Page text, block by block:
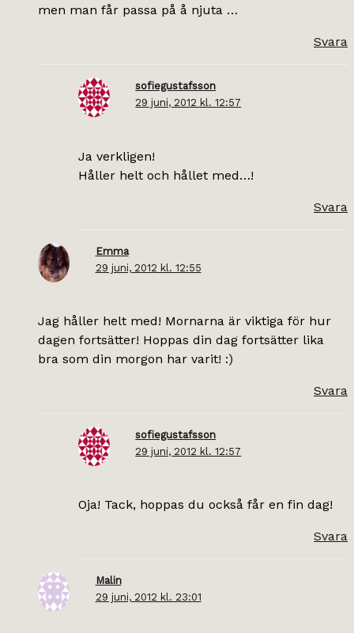
men man får passa på å njuta …
Svara
sofiegustafsson
29 juni, 2012 kl. 12:57
Ja verkligen!
Håller helt och hållet med…!
Svara
Emma
29 juni, 2012 kl. 12:55
Jag håller helt med! Mornarna är viktiga för hur
dagen fortsätter! Hoppas din dag fortsätter lika
bra som din morgon har varit! :)
Svara
sofiegustafsson
29 juni, 2012 kl. 12:57
Oja! Tack, hoppas du också får en fin dag!
Svara
Malin
29 juni, 2012 kl. 23:01